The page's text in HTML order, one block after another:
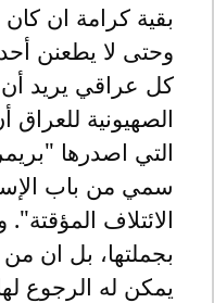
بقية كرامة ان
وحتى لا يطعنن أحد
كل عراقي يريد
الصهيونية للعراق
التي اصدرها
سمي من باب
الائتلاف
بجملتها، بل ان
يمكن له الرجوع